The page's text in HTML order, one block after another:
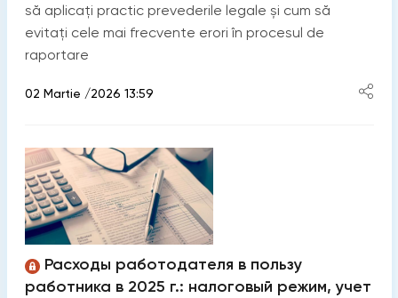
să aplicați practic prevederile legale și cum să
evitați cele mai frecvente erori în procesul de
raportare
02 Martie /2026 13:59
Расходы работодателя в пользу
работника в 2025 г.: налоговый режим, учет